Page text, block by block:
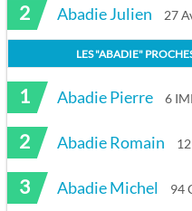
2 Abadie Julien 27
LES "ABADIE"
1 Abadie Pierre 6
2 Abadie Romain 12
3 Abadie Michel 94